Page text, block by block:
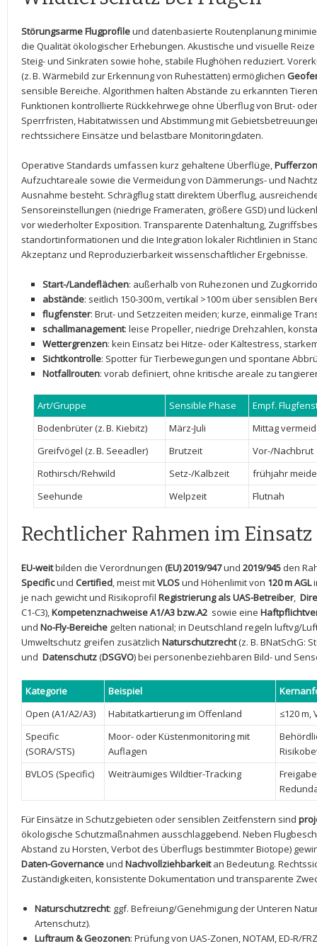
Störungsarme Flugprofileund datenbasierte Routenplanung
⁢die Qualität ökologischer Erhebungen. ⁤Akustische und visuelle
Steig- und ⁣Sinkraten​ sowie hohe, stabile​ Flughöhen ‌reduziert.
(z. B. Wärmebild zur⁢ Erkennung⁣ von Ruhestätten) ermöglichen
sensible Bereiche. Algorithmen halten Abstände zu erkannten
Funktionen kontrollierte Rückkehrwege ohne Überflug​ von Brut-
Sperrfristen, Habitatwissen und Abstimmung mit
rechtssichere Einsätze und belastbare ⁤Monitoringdaten.
Operative Standards umfassen kurz gehaltene‍ Überflüge,
Aufzuchtareale sowie die Vermeidung von Dämmerungs-‍ und
Ausnahme besteht. Schrägflug statt direktem Überflug,⁤
Sensoreinstellungen (niedrige Frameraten, größere GSD) und
vor wiederholter Exposition. Transparente‍ Datenhaltung,
standortinformationen ⁤und die⁣ Integration⁤ lokaler Richtlinien in
Akzeptanz und ⁤Reproduzierbarkeit wissenschaftlicher Ergebnisse.
Start-/Landeflächen: außerhalb⁣ von Ruhezonen und
abstände: seitlich 150-300 m, ‌vertikal >100 m über sensiblen
flugfenster: Brut- und Setzzeiten meiden; kurze, einmalige
schallmanagement: leise Propeller, niedrige Drehzahlen,⁣
Wettergrenzen: kein Einsatz bei Hitze-⁤ oder Kältestress,
Sichtkontrolle: Spotter für ⁢Tierbewegungen und⁣ spontane
Notfallrouten: vorab definiert, ohne kritische areale zu
Art/Gruppe Sensible Phase
Empf.
Bodenbrüter (z. B. Kiebitz)
März-Juli
Mittag
Greifvögel (z. B. Seeadler)
Brutzeit
Vor-/Nachbrut
Rothirsch/Rehwild
Setz-/Kalbzeit
frühjahr⁤
Seehunde
Welpzeit Flutnah
Rechtlicher Rahmen im Einsatz
EU-weitbilden die Verordnungen (EU) 2019/947und 2019/945 den
Specificund Certified, meist mitVLOSund Höhenlimit von 120 m AGL
je nach gewicht und Risikoprofil Registrierung ‌als UAS-Betreiber, ‌
C1-C3),⁢Kompetenznachweise ⁤A1/A3 bzw.A2 ‍ sowie ⁤eine
und No-Fly-Bereiche gelten national; ‌in ​Deutschland regeln luftvg/
Umweltschutz ‍greifen zusätzlich Naturschutzrecht(z. B. BNatSchG:
‍und ⁢ Datenschutz‍(DSGVO)⁣ bei personenbeziehbaren Bild- und
Kategorie Beispiel
Open (A1/A2/A3)
Habitatkartierung ‍im Offenland
≤120 m,
Specific
(SORA/STS)
Moor- oder Küstenmonitoring​ mit
Auflagen
BVLOS (Specific)
Weiträumiges Wildtier-Tracking
Für Einsätze‍ in⁢ Schutzgebieten ​oder sensiblen Zeitfenstern sind​
ökologische⁤ Schutzmaßnahmen ausschlaggebend. Neben
Abstand zu Horsten, Verbot des Überflugs‍ bestimmter Biotope)
Daten-Governanceund Nachvollziehbarkeitan ‍Bedeutung.⁤
Zuständigkeiten, konsistente Dokumentation und transparente
Naturschutzrecht: ggf.​ Befreiung/Genehmigung der Unteren
Artenschutz).
Luftraum & Geozonen: Prüfung⁢ von UAS-Zonen, NOTAM, ED-R/